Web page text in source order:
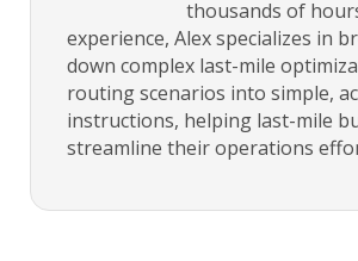
thousands of
experience, Alex specializes in
down complex last-mile
routing scenarios into simple,
instructions, helping last-mile
streamline their operations